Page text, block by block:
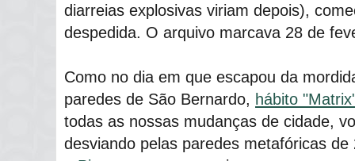
diarreias explosivas viriam depois),
despedida. O arquivo marcava 28 de
Como no dia em que escapou da
paredes de São Bernardo, hábito
todas as nossas mudanças de cidade,
desviando pelas paredes metafóricas